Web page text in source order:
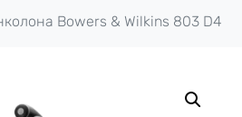
Bowers & Wilkins 803 D4